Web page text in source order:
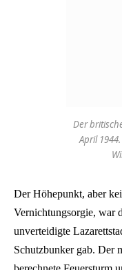
Der
April
Der Höhepunkt, aber
Vernichtungsorgie, war
unverteidigte
Schutzbunker gab. Der